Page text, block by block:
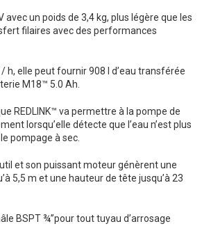
avec un poids de 3,4 kg, plus légère que les
filaires avec des performances
h, elle peut fournir 908 l d’eau transférée
M18™ 5.0 Ah.
REDLINK™ va permettre à la pompe de
lorsqu’elle détecte que l’eau n’est plus
pompage à sec.
et son puissant moteur génèrent une
5,5 m et une hauteur de tête jusqu’à 23
BSPT ¾”pour tout tuyau d’arrosage